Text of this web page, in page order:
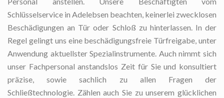
Schlüsselservice in Adelebsen beachten, keinerlei zwecklosen
Beschädigungen an Tür oder Schloß zu hinterlassen. In der
Regel gelingt uns eine beschädigungsfreie Türfreigabe, unter
Anwendung aktuellster Spezialinstrumente. Auch nimmt sich
unser Fachpersonal anstandslos Zeit für Sie und konsultiert
präzise, sowie sachlich zu allen Fragen der
Schließtechnologie. Zählen auch Sie zu unserem glücklichen